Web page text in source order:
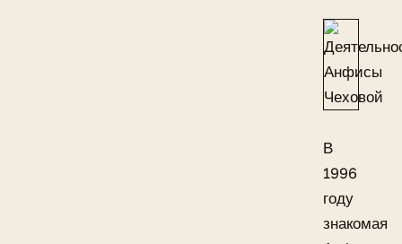
В
1996
году
знакомая